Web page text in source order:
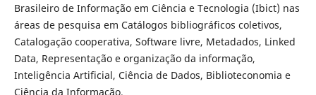
Brasileiro de Informação em Ciência e Tecnologia (Ibict) nas
áreas de pesquisa em Catálogos bibliográficos coletivos,
Catalogação cooperativa, Software livre, Metadados, Linked
Data, Representação e organização da informação,
Inteligência Artificial, Ciência de Dados, Biblioteconomia e
Ciência da Informação.